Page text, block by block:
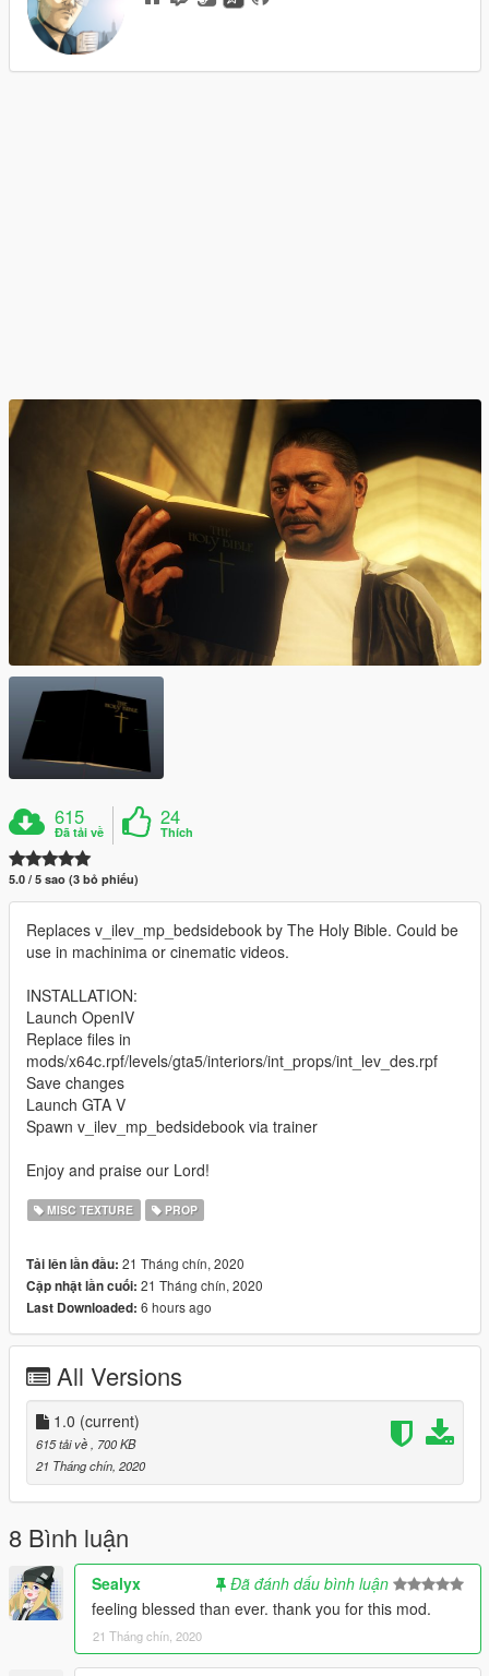
615
Đã tải về
24
Thích
5.0 / 5 sao (3 bỏ phiếu)
Replaces v_ilev_mp_bedsidebook by The Holy Bible. Could be
use in machinima or cinematic videos.
INSTALLATION:
Launch OpenIV
Replace files in
mods/x64c.rpf/levels/gta5/interiors/int_props/int_lev_des.rpf
Save changes
Launch GTA V
Spawn v_ilev_mp_bedsidebook via trainer
Enjoy and praise our Lord!
MISC TEXTURE PROP
Tải lên lần đầu: 21 Tháng chín, 2020
Cập nhật lần cuối: 21 Tháng chín, 2020
Last Downloaded: 6 hours ago
All Versions
1.0 (current)
615 tải về
, 700 KB
21 Tháng chín, 2020
8 Bình luận
Sealyx
Đã đánh dấu bình luận
feeling blessed than ever. thank you for this mod.
21 Tháng chín, 2020